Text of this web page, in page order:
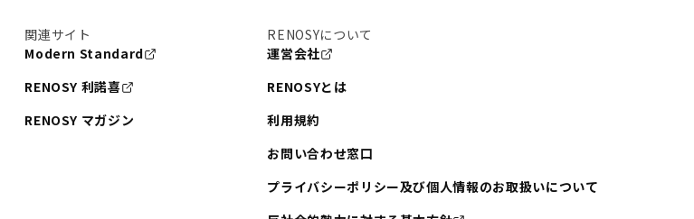
関連サイト
Modern Standard
RENOSY 利諾喜
RENOSY マガジン
RENOSYについて
運営会社
RENOSYとは
利用規約
お問い合わせ窓口
プライバシーポリシー及び個人情報のお取扱いについて